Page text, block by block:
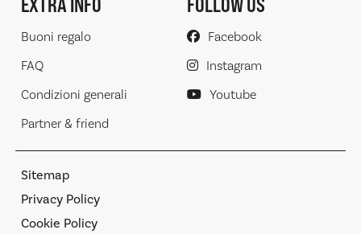
Buoni regalo
FAQ
Condizioni generali
Partner & friend
Facebook
Instagram
Youtube
Sitemap
Privacy Policy
Cookie Policy